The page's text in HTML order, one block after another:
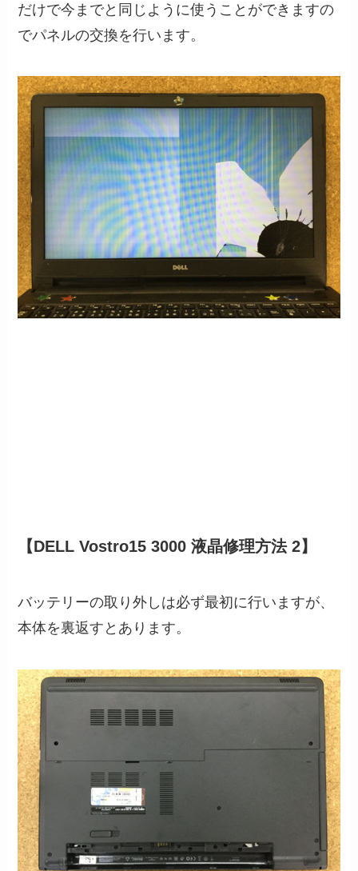
だけで今までと同じように使うことができますの
でパネルの交換を行います。
【DELL Vostro15 3000 液晶修理方法 2】
バッテリーの取り外しは必ず最初に行いますが、
本体を裏返すとあります。